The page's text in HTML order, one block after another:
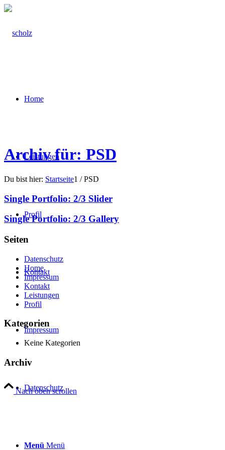
Home
Leistungen
Profil
Kontakt
Impressum
Datenschutz
Menü Menü
Archiv für: PSD
Du bist hier: Startseite1 / PSD
Single Portfolio: 2/3 Slider
Single Portfolio: 2/3 Gallery
Seiten
Datenschutz
Home
Impressum
Kontakt
Leistungen
Profil
Kategorien
Keine Kategorien
Archiv
Nach oben scrollen